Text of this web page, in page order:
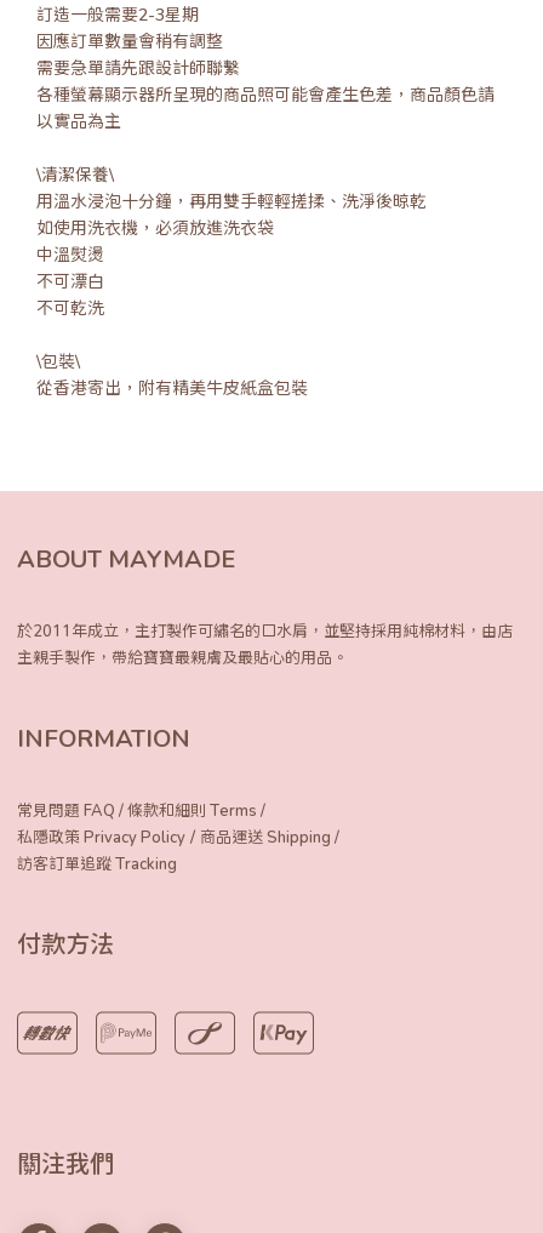
訂造一般需要2-3星期
因應訂單數量會稍有調整
需要急單請先跟設計師聯繫
各種螢幕顯示器所呈現的商品照可能會產生色差，商品顏色請
以實品為主
\清潔保養\
用溫水浸泡十分鐘，再用雙手輕輕搓揉、洗淨後晾乾
如使用洗衣機，必須放進洗衣袋
中溫熨燙
不可漂白
不可乾洗
\包裝\
從香港寄出，附有精美牛皮紙盒包裝
ABOUT MAYMADE
於2011年成立，主打製作可繡名的口水肩， 並堅持採用純棉材料，由店
主親手製作， 帶給寶寶最親膚及最貼心的用品。
INFORMATION
常見問題 FAQ /條款和細則 Terms /
私隱政策 Privacy Policy / 商品運送 Shipping /
訪客訂單追蹤 Tracking
付款方法
關注我們